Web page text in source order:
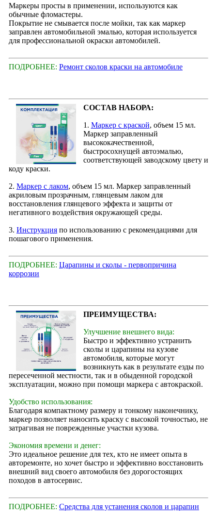
Маркеры просты в применении, используются как
обычные фломастеры.
Покрытие не смывается после мойки, так как маркер
заправлен автомобильной эмалью, которая используется
для профессиональной окраски автомобилей.
ПОДРОБНЕЕ: Ремонт сколов краски на автомобиле
СОСТАВ НАБОРА:
1. Маркер с краской, объем 15 мл.
Маркер заправленный
высококачественной,
быстросохнущей автоэмалью,
соответствующей заводскому цвету и
коду краски.
2. Маркер с лаком, объем 15 мл. Маркер заправленный
акриловым прозрачным, глянцевым лаком для
восстановления глянцевого эффекта и защиты от
негативного воздействия окружающей среды.
3. Инструкция по использованию с рекомендациями для
пошагового применения.
ПОДРОБНЕЕ: Царапины и сколы - первопричина
коррозии
ПРЕИМУЩЕСТВА:
Улучшение внешнего вида:
Быстро и эффективно устранить
сколы и царапины на кузове
автомобиля, которые могут
возникнуть как в результате езды по
пересеченной местности, так и в обыденной городской
эксплуатации, можно при помощи маркера с автокраской.
Удобство использования:
Благодаря компактному размеру и тонкому наконечнику,
маркер позволяет наносить краску с высокой точностью, не
затрагивая не поврежденные участки кузова.
Экономия времени и денег:
Это идеальное решение для тех, кто не имеет опыта в
авторемонте, но хочет быстро и эффективно восстановить
внешний вид своего автомобиля без дорогостоящих
походов в автосервис.
ПОДРОБНЕЕ: Средства для устанения сколов и царапин